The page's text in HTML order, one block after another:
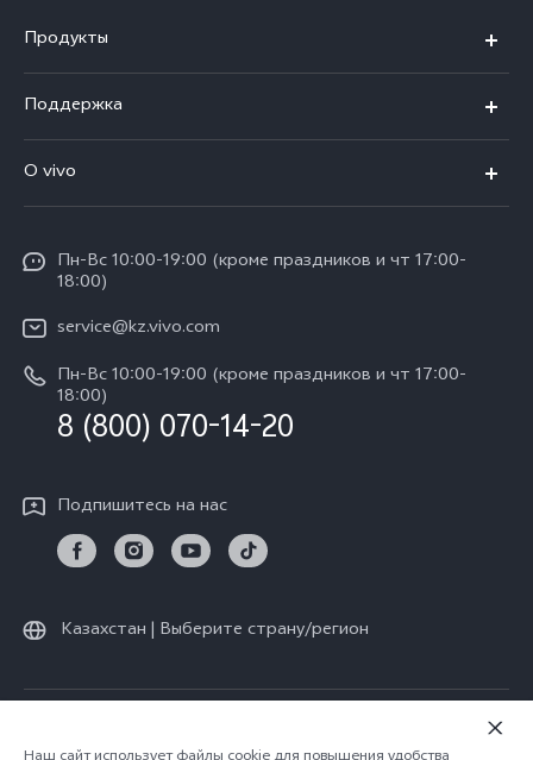
Продукты
V40
V30 5G
Y100
Y28
Y18
Y17s
TWS 3e
Все модели
Поддержка
Сервисные центры
Funtouch OS
IMEI аутентификация
Обновление системы
Запрос хода ремонта
Инструкции по гарантии vivo
O vivo
Пресс-центр
Карьера в vivo
Юридическая информация
О нас
Стабильность
Пн-Вс 10:00-19:00 (кроме праздников и чт 17:00-
18:00)
service@kz.vivo.com
Пн-Вс 10:00-19:00 (кроме праздников и чт 17:00-
18:00)
8 (800) 070-14-20
Подпишитесь на нас
Казахстан | Выберите страну/регион